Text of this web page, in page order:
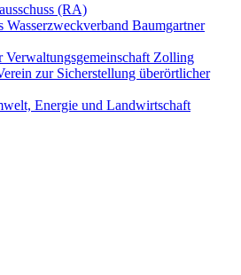
(RA)
Wasserzweckverband Baumgartner
Verwaltungsgemeinschaft Zolling
zur Sicherstellung überörtlicher
Energie und Landwirtschaft